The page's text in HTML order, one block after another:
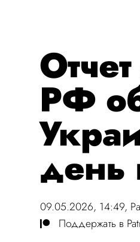
РФ
день
09.05.2026, 14:49,
Поддержать в